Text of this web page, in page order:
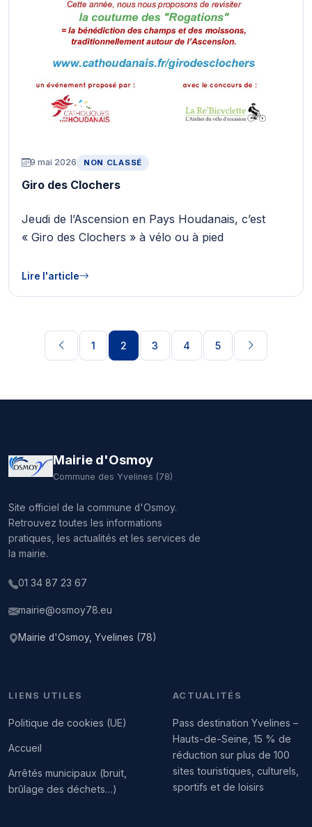
9 mai 2026 NON CLASSÉ
Giro des Clochers
Jeudi de l’Ascension en Pays Houdanais, c’est
« Giro des Clochers » à vélo ou à pied
Lire l'article
1 2 3 4 5
Mairie d'Osmoy
Commune des Yvelines (78)
Site officiel de la commune d'Osmoy.
Retrouvez toutes les informations
pratiques, les actualités et les services de
la mairie.
01 34 87 23 67
mairie@osmoy78.eu
Mairie d'Osmoy, Yvelines (78)
LIENS UTILES
Politique de cookies (UE)
Accueil
Arrêtés municipaux (bruit,
brûlage des déchets…)
ACTUALITÉS
Pass destination Yvelines –
Hauts-de-Seine, 15 % de
réduction sur plus de 100
sites touristiques, culturels,
sportifs et de loisirs